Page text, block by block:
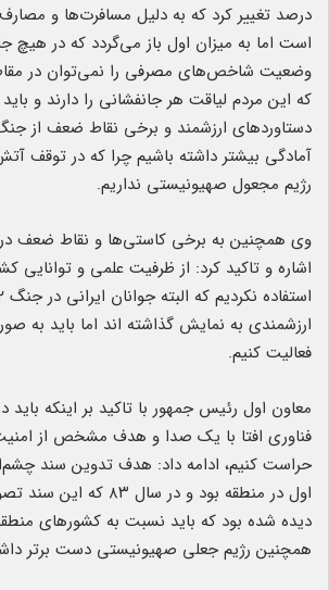
درصد تغییر کرد که به دلیل مسافرت‌ها و
است اما به میزان اول باز می‌گردد که در هیچ
وضعیت شاخص‌های مصرفی را نمی‌توان در
که این مردم لیاقت هر جانفشانی را دارند و
آمادگی بیشتر داشته باشیم چرا که در توقف
رژیم مجعول صهیونیستی نداریم.
وی همچنین به برخی کاستی‌ها و نقاط ضعف در
اشاره و تاکید کرد: از ظرفیت علمی و توانایی
ارزشمندی به نمایش گذاشته اند اما باید به
فعالیت کنیم.
معاون اول رئیس جمهور با تاکید بر اینکه باید
فناوری افتا با یک صدا و هدف مشخص از
حراست کنیم، ادامه داد: هدف تدوین سند
اول در منطقه بود و در
دیده شده بود که باید نسبت به کشورهای
همچنین رژیم جعلی صهیونیستی دست برتر